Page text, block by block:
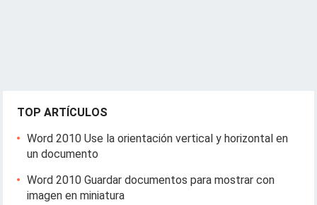
TOP ARTÍCULOS
Word 2010 Use la orientación vertical y horizontal en
un documento
Word 2010 Guardar documentos para mostrar con
imagen en miniatura